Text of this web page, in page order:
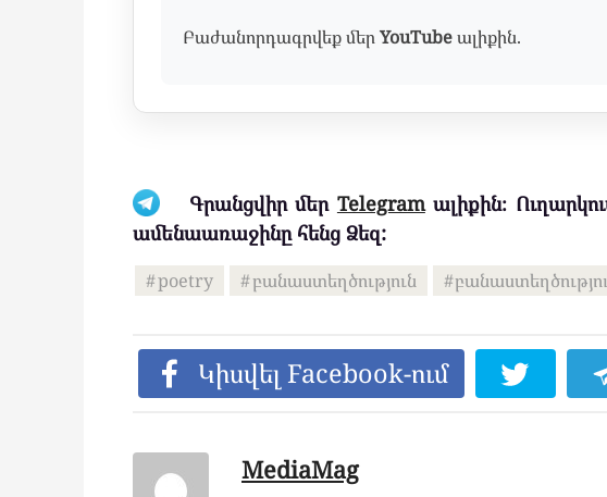
Բաժանորդագրվեք մերYouTubeալիքին.
Գրանցվիր մեր Telegramալիքին։
ամենաառաջինը հենց Ձեզ:
poetry բանաստեղծություն
Կիսվել Facebook-ում
MediaMag